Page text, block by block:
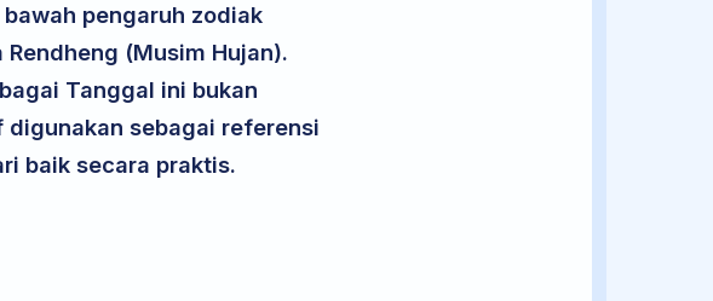
pengaruh zodiak
(Musim Hujan).
Tanggal ini bukan
sebagai referensi
baik secara praktis.